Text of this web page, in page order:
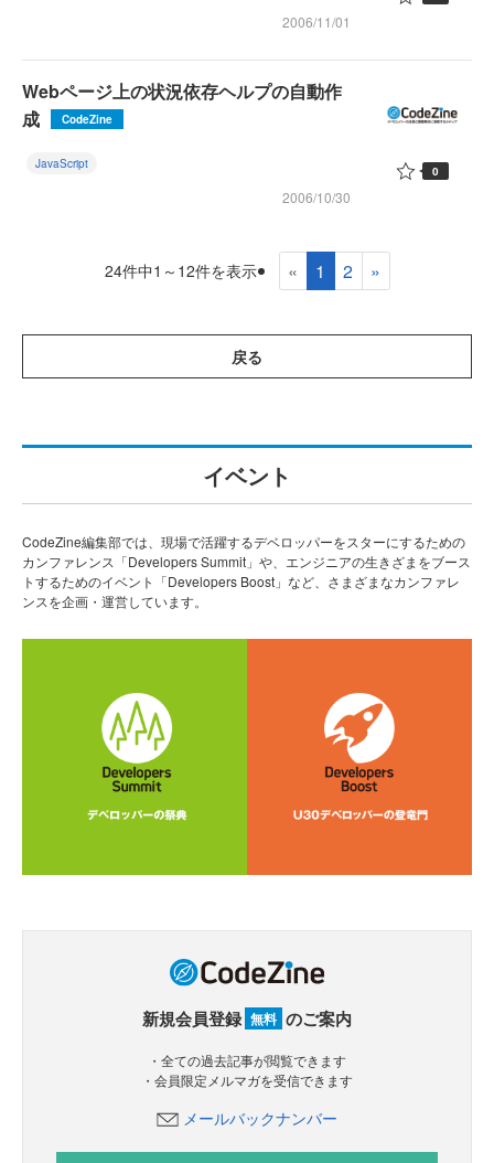
2006/11/01
Webページ上の状況依存ヘルプの自動作
成
CodeZine
JavaScript
2006/10/30
0
24件中1～12件を表示 « 1 2 »
戻る
イベント
CodeZine編集部では、現場で活躍するデベロッパーをスターにするための
カンファレンス「Developers Summit」や、エンジニアの生きざまをブース
トするためのイベント「Developers Boost」など、さまざまなカンファレ
ンスを企画・運営しています。
新規会員登録 無料 のご案内
・全ての過去記事が閲覧できます
・会員限定メルマガを受信できます
メールバックナンバー